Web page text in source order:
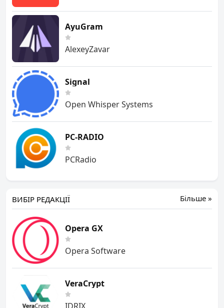
AyuGram
AlexeyZavar
Signal
Open Whisper Systems
PC-RADIO
PCRadio
Більше »
ВИБІР РЕДАКЦІЇ
Opera GX
Opera Software
VeraCrypt